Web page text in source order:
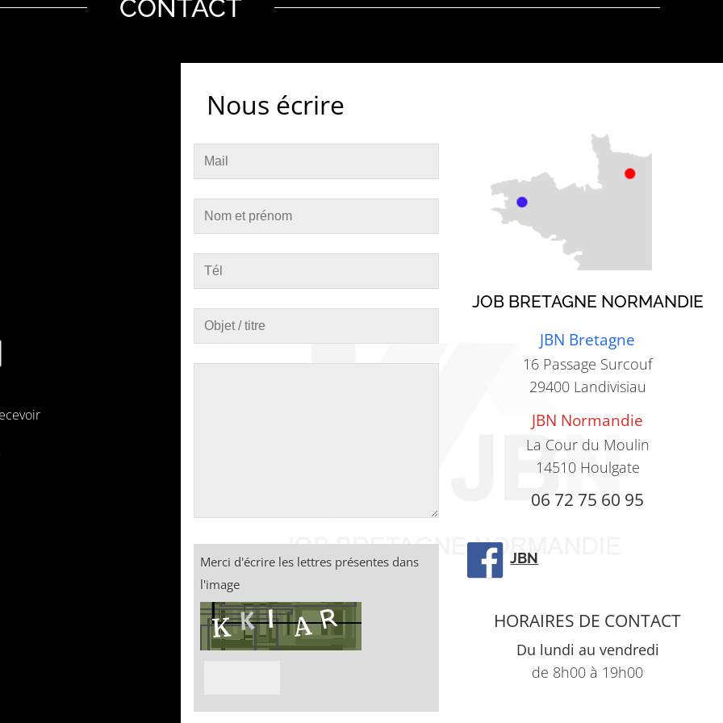
CONTACT
Nous écrire
Merci d'écrire les lettres présentes dans
l'image
JOB BRETAGNE NORMANDIE
JBN Bretagne
16 Passage Surcouf
29400 Landivisiau
JBN Normandie
La Cour du Moulin
14510 Houlgate
06 72 75 60 95
JBN
HORAIRES DE CONTACT
Du lundi au vendredi
de 8h00 à 19h00